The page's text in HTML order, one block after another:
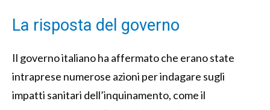
La risposta del governo
Il governo italiano ha affermato che erano state
intraprese numerose azioni per indagare sugli
impatti sanitari dell’inquinamento, come il